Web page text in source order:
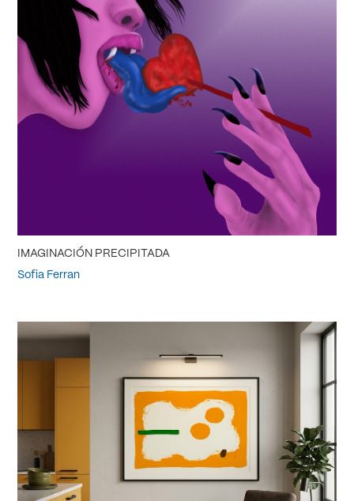
IMAGINACIÓN PRECIPITADA
Sofia Ferran